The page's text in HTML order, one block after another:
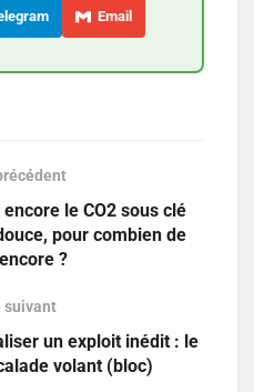
Email
le CO2 sous clé
pour combien de
?
suivant
un exploit inédit : le
volant (bloc)